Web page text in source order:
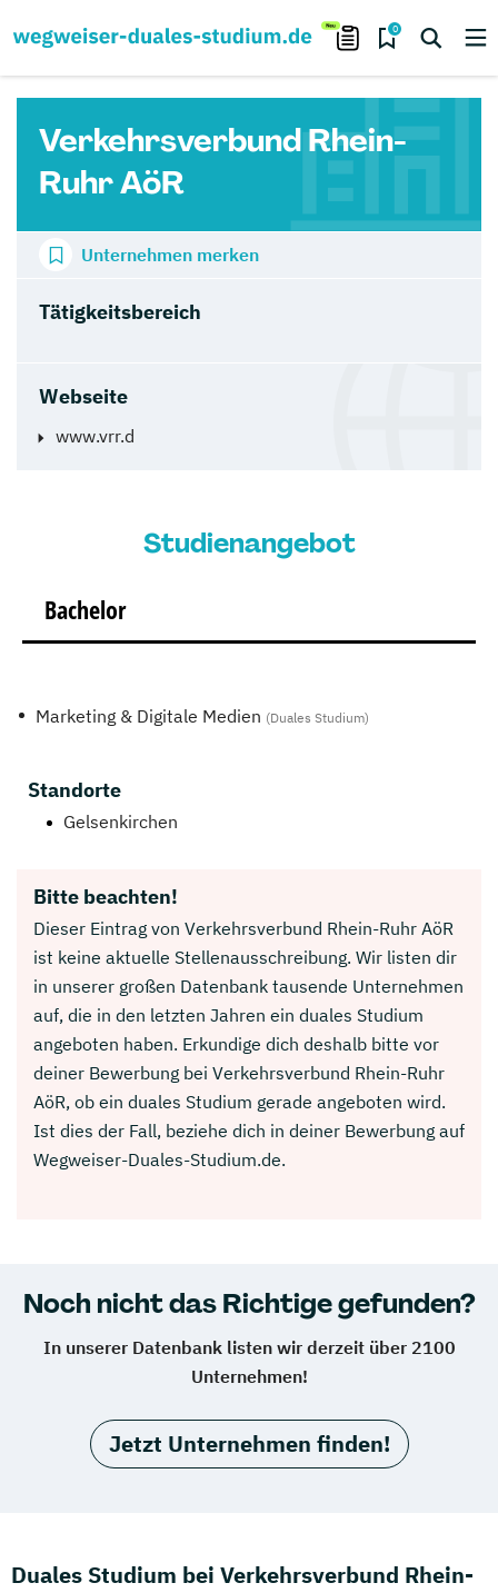
0
Verkehrsverbund Rhein-
Ruhr AöR
Tätigkeitsbereich
Webseite
www.vrr.d
Unternehmen merken
Studienangebot
Bachelor
Marketing & Digitale Medien (Duales Studium)
Standorte
Gelsenkirchen
Bitte beachten!
Dieser Eintrag von Verkehrsverbund Rhein-Ruhr AöR
ist keine aktuelle Stellenausschreibung. Wir listen dir
in unserer großen Datenbank tausende Unternehmen
auf, die in den letzten Jahren ein duales Studium
angeboten haben. Erkundige dich deshalb bitte vor
deiner Bewerbung bei Verkehrsverbund Rhein-Ruhr
AöR, ob ein duales Studium gerade angeboten wird.
Ist dies der Fall, beziehe dich in deiner Bewerbung auf
Wegweiser-Duales-Studium.de.
Noch nicht das Richtige gefunden?
In unserer Datenbank listen wir derzeit über 2100
Unternehmen!
Jetzt Unternehmen finden!
Duales Studium bei Verkehrsverbund Rhein-